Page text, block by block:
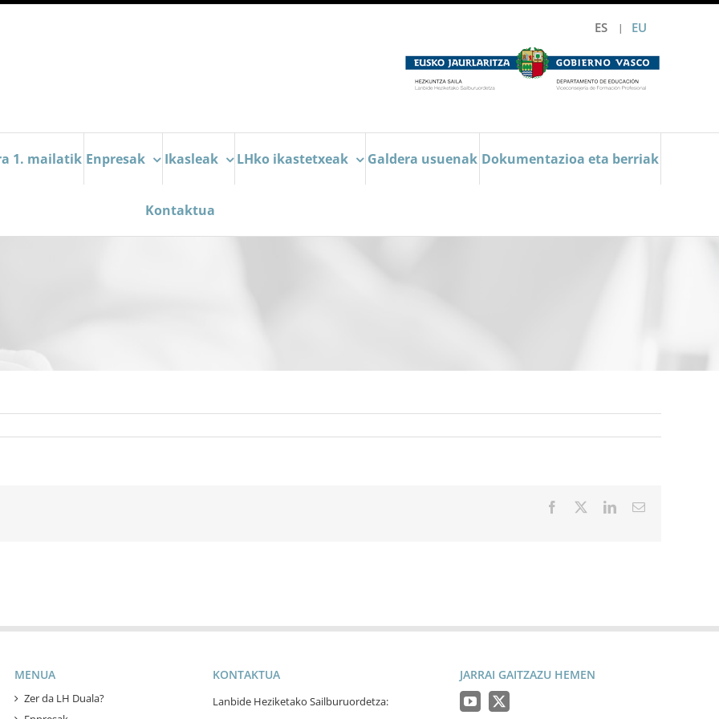
ES EU
1. mailatik Enpresak Ikasleak LHko ikastetxeak Galdera usuenak Dokumentazioa eta berriak
Kontaktua
Facebook LinkedInEmail
MENUA
Zer da LH Duala?
KONTAKTUA
Lanbide Heziketako Sailburuordetza:
JARRAI GAITZAZU HEMEN